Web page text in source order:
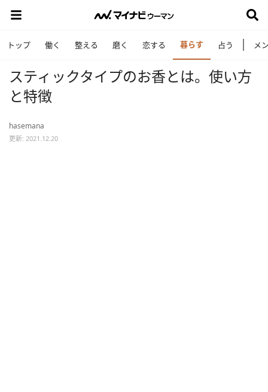
トップ 働く 整える 磨く 恋する 暮らす 占う メ
スティックタイプのお香とは。使い方
と特徴
hasemana
更新: 2021.12.20